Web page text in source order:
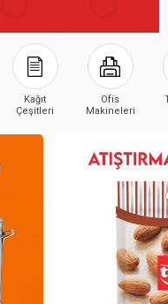
Kağıt
Çeşitleri
Ofis
Makineleri